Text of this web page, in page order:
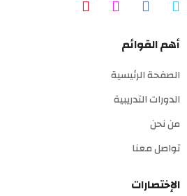
أهم القوائم
الصفحة الرئيسية
الدورات التدريبية
من نحن
تواصل معنا
الإختصارات